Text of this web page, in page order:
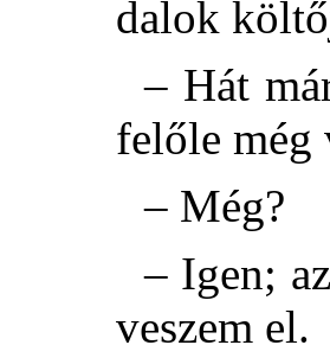
dalok
– Hát
felőle még
– Még?
– Igen;
veszem el.